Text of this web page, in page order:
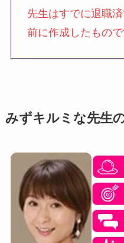
先生はすでに退職
前に作成したもので
みずキルミな先生